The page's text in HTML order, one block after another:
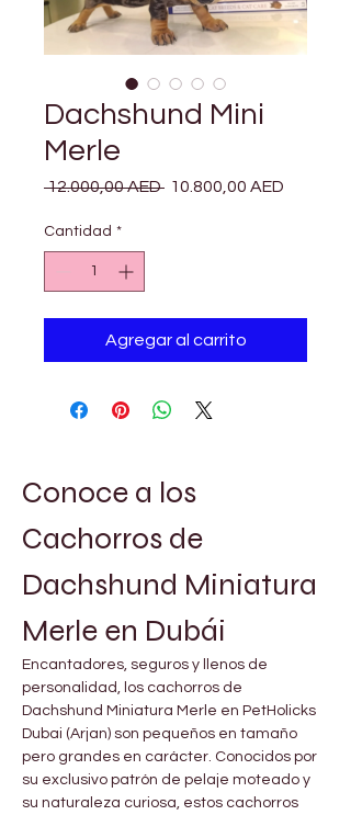
Dachshund Mini
Merle
12.000,00 AED Precio
10.800,00 AED
Cantidad *
Agregar al carrito
Conoce a los
Cachorros de
Dachshund Miniatura
Merle en Dubái
Encantadores, seguros y llenos de
personalidad, los cachorros de
Dachshund Miniatura Merle en PetHolicks
Dubai (Arjan) son pequeños en tamaño
pero grandes en carácter. Conocidos por
su exclusivo patrón de pelaje moteado y
su naturaleza curiosa, estos cachorros